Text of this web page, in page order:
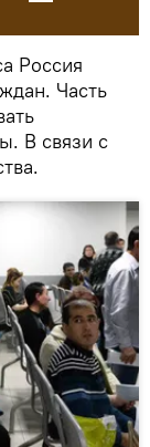
Россия
Часть
В связи с